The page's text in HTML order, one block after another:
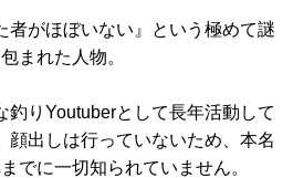
者がほぼいない』という極めて謎
まれた人物。
釣りYoutuberとして長年活動して
顔出しは行っていないため、本名
でに一切知られていません。